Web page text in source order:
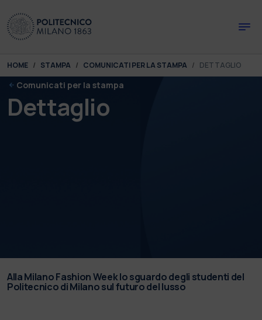
You are here:
HOME STAMPA COMUNICATI PER LA STAMPA DETTAGLIO
Comunicati per la stampa
Dettaglio
Alla Milano Fashion Week lo sguardo degli studenti del
Politecnico di Milano sul futuro del lusso